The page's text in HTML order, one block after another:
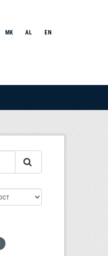
MK AL EN